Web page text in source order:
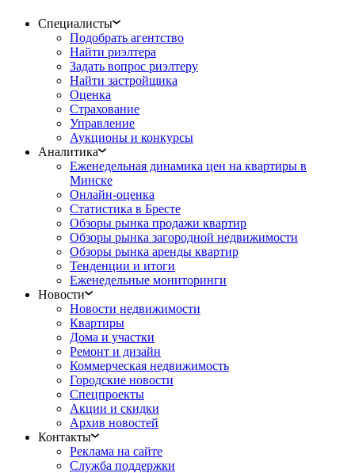
Специалисты
Подобрать агентство
Найти риэлтера
Задать вопрос риэлтеру
Найти застройщика
Оценка
Страхование
Управление
Аукционы и конкурсы
Аналитика
Еженедельная динамика цен на квартиры в
Минске
Онлайн-оценка
Статистика в Бресте
Обзоры рынка продажи квартир
Обзоры рынка загородной недвижимости
Обзоры рынка аренды квартир
Тенденции и итоги
Еженедельные мониторинги
Новости
Новости недвижимости
Квартиры
Дома и участки
Ремонт и дизайн
Коммерческая недвижимость
Городские новости
Спецпроекты
Акции и скидки
Архив новостей
Контакты
Реклама на сайте
Служба поддержки